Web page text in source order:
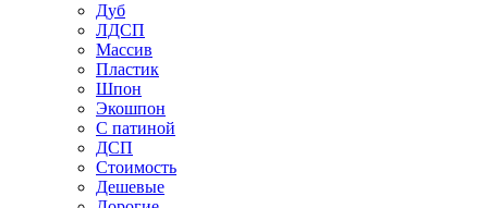
Дуб
ЛДСП
Массив
Пластик
Шпон
Экошпон
С патиной
ДСП
Стоимость
Дешевые